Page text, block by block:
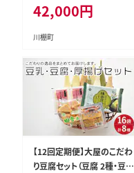
品工業】[OAB016] / 大豆 と
うにゅう 健康 豆乳 飲料 コー
ヒー豆乳 バナナ豆乳 健康ド
42,000円
川棚町
【12回定期便】大屋のこだわ
り豆腐セット（豆腐 2種・豆乳